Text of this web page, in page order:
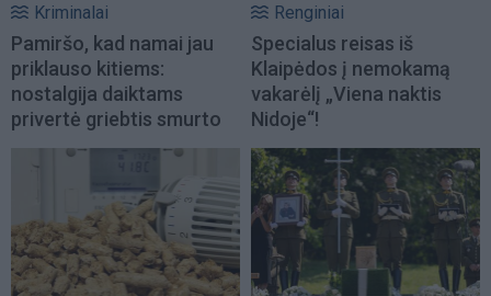
Kriminalai
Pamiršo, kad namai jau
priklauso kitiems:
nostalgija daiktams
privertė griebtis smurto
Renginiai
Specialus reisas iš
Klaipėdos į nemokamą
vakarėlį „Viena naktis
Nidoje“!